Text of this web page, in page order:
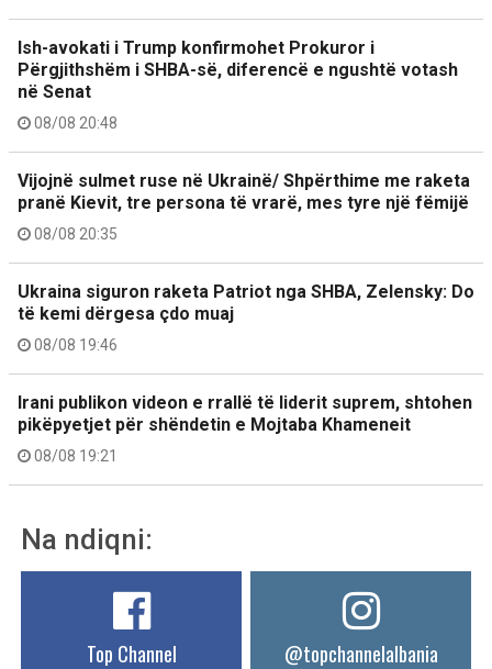
Ish-avokati i Trump konfirmohet Prokuror i
Përgjithshëm i SHBA-së, diferencë e ngushtë votash
në Senat
08/08 20:48
Vijojnë sulmet ruse në Ukrainë/ Shpërthime me raketa
pranë Kievit, tre persona të vrarë, mes tyre një fëmijë
08/08 20:35
Ukraina siguron raketa Patriot nga SHBA, Zelensky: Do
të kemi dërgesa çdo muaj
08/08 19:46
Irani publikon videon e rrallë të liderit suprem, shtohen
pikëpyetjet për shëndetin e Mojtaba Khameneit
08/08 19:21
Na ndiqni:
Top Channel @topchannelalbania